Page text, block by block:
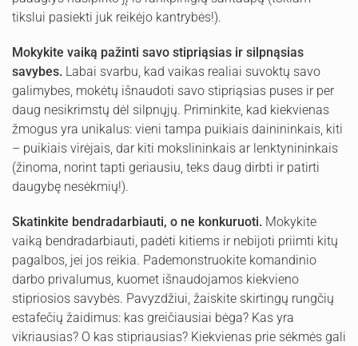
tikslui pasiekti juk reikėjo kantrybės!).
Mokykite vaiką pažinti savo stipriąsias ir silpnąsias
savybes. Labai svarbu, kad vaikas realiai suvoktų savo
galimybes, mokėtų išnaudoti savo stipriąsias puses ir per
daug nesikrimstų dėl silpnųjų. Priminkite, kad kiekvienas
žmogus yra unikalus: vieni tampa puikiais dainininkais, kiti
– puikiais virėjais, dar kiti mokslininkais ar lenktynininkais
(žinoma, norint tapti geriausiu, teks daug dirbti ir patirti
daugybę nesėkmių!).
Skatinkite bendradarbiauti, o ne konkuruoti. Mokykite
vaiką bendradarbiauti, padėti kitiems ir nebijoti priimti kitų
pagalbos, jei jos reikia. Pademonstruokite komandinio
darbo privalumus, kuomet išnaudojamos kiekvieno
stipriosios savybės. Pavyzdžiui, žaiskite skirtingų rungčių
estafečių žaidimus: kas greičiausiai bėga? Kas yra
vikriausias? O kas stipriausias? Kiekvienas prie sėkmės gali